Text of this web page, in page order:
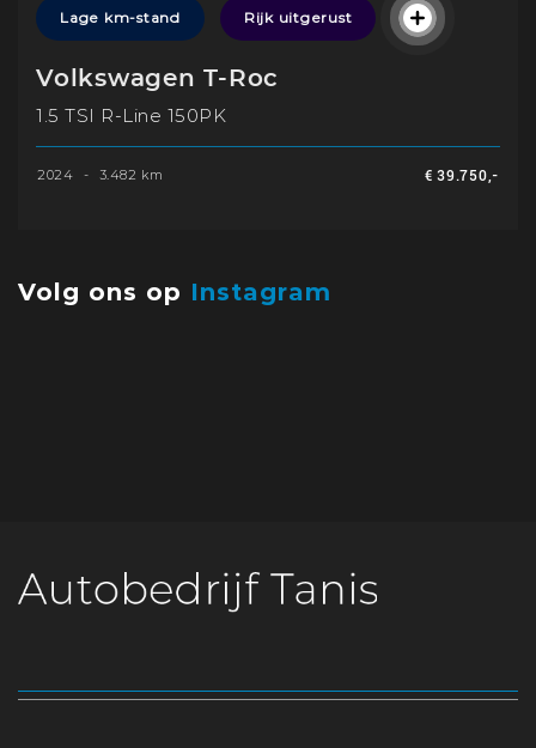
Lage km-stand Rijk uitgerust
Volkswagen T-Roc
1.5 TSI R-Line 150PK
2024 - 3.482 km € 39.750,-
Volg ons op Instagram